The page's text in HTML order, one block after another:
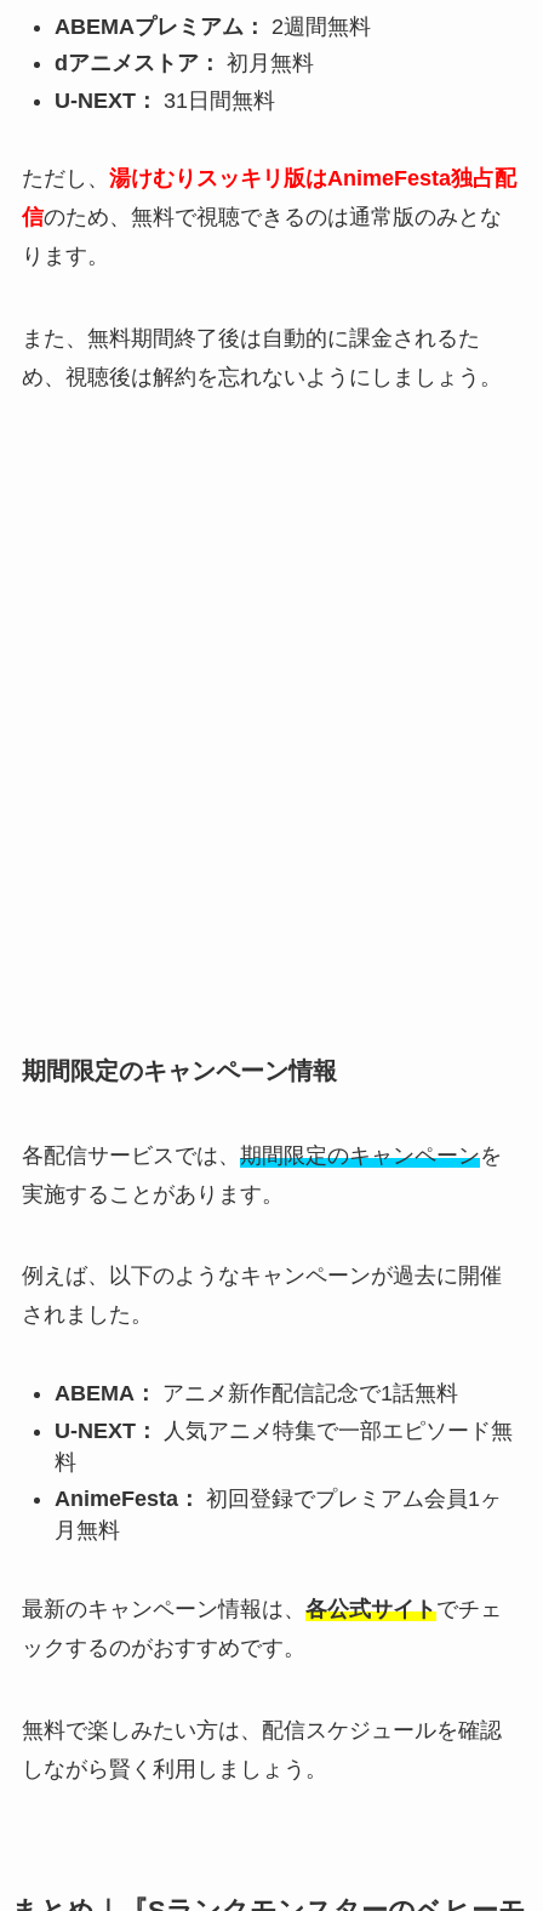
ABEMAプレミアム：
2週間無料
dアニメストア： 初月無料
U-NEXT：
31日間無料
ただし、 湯けむりスッキリ版はAnimeFesta独占配
信のため、無料で視聴できるのは通常版のみとな
ります。
また、無料期間終了後は自動的に課金されるた
め、視聴後は解約を忘れないようにしましょう。
期間限定のキャンペーン情報
各配信サービスでは、 期間限定のキャンペーンを
実施することがあります。
例えば、以下のようなキャンペーンが過去に開催
されました。
ABEMA：
アニメ新作配信記念で1話無料
U-NEXT：
人気アニメ特集で一部エピソード無
料
AnimeFesta： 初回登録でプレミアム会員1ヶ
月無料
最新のキャンペーン情報は、 各公式サイトでチェ
ックするのがおすすめです。
無料で楽しみたい方は、配信スケジュールを確認
しながら賢く利用しましょう。